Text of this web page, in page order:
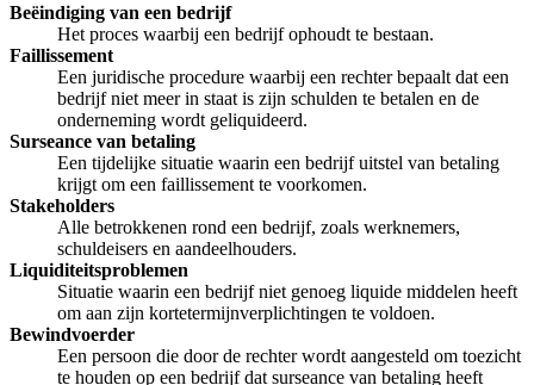
Beëindiging van een bedrijf
Het proces waarbij een bedrijf ophoudt te bestaan.
Faillissement
Een juridische procedure waarbij een rechter bepaalt dat een
bedrijf niet meer in staat is zijn schulden te betalen en de
onderneming wordt geliquideerd.
Surseance van betaling
Een tijdelijke situatie waarin een bedrijf uitstel van betaling
krijgt om een faillissement te voorkomen.
Stakeholders
Alle betrokkenen rond een bedrijf, zoals werknemers,
schuldeisers en aandeelhouders.
Liquiditeitsproblemen
Situatie waarin een bedrijf niet genoeg liquide middelen heeft
om aan zijn kortetermijnverplichtingen te voldoen.
Bewindvoerder
Een persoon die door de rechter wordt aangesteld om toezicht
te houden op een bedrijf dat surseance van betaling heeft